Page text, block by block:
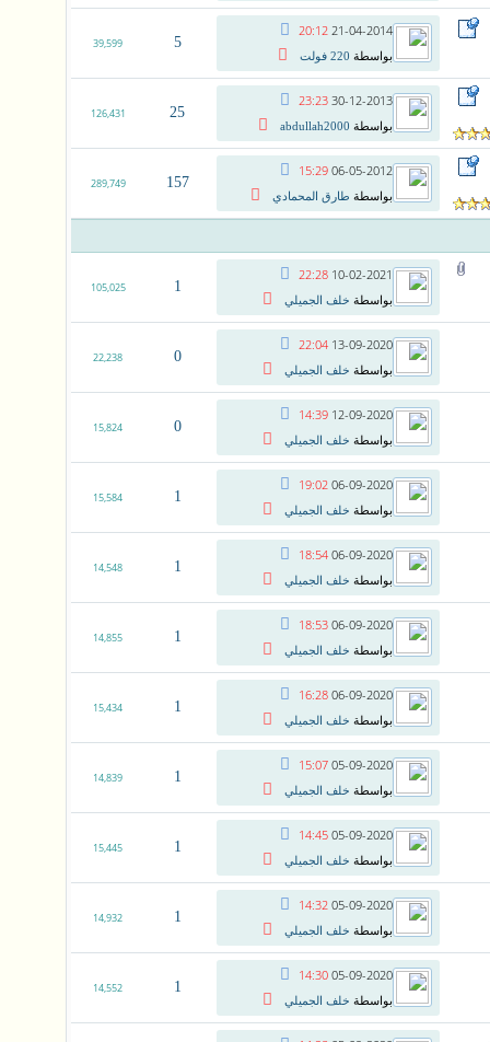
21-04-2014
20:12
بواسطة 220 فولت
5
39,599
30-12-2013
23:23
بواسطة abdullah2000
25
126,431
06-05-2012
15:29
بواسطة طارق المحمادي
157
289,749
10-02-2021
22:28
بواسطة خلف الجميلي
1
105,025
13-09-2020
22:04
بواسطة خلف الجميلي
0
22,238
12-09-2020
14:39
بواسطة خلف الجميلي
0
15,824
06-09-2020
19:02
بواسطة خلف الجميلي
1
15,584
06-09-2020
18:54
بواسطة خلف الجميلي
1
14,548
06-09-2020
18:53
بواسطة خلف الجميلي
1
14,855
06-09-2020
16:28
بواسطة خلف الجميلي
1
15,434
05-09-2020
15:07
بواسطة خلف الجميلي
1
14,839
05-09-2020
14:45
بواسطة خلف الجميلي
1
15,445
05-09-2020
14:32
بواسطة خلف الجميلي
1
14,932
05-09-2020
14:30
بواسطة خلف الجميلي
1
14,552